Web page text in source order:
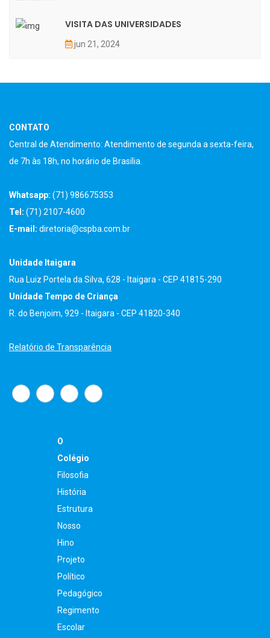
VISITA DAS UNIVERSIDADES
jun 21, 2024
CONTATO
Central de Atendimento: Atendimento de segunda a sexta-feira,
de 7h às 18h, no horário de Brasília.
Whatsapp: (71) 986675353
Tel: (71) 2107-4600
E-mail: diretoria@cspba.com.br
Unidade Itaigara
Rua Luiz Portela da Silva, 628 - Itaigara - CEP 41815-290
Unidade Tempo de Criança
R. do Benjoim, 929 - Itaigara - CEP 41820-340
Relatório de Transparência
O
Colégio
Filosofia
História
Estrutura
Nosso
Hino
Projeto
Político
Pedagógico
Regimento
Escolar